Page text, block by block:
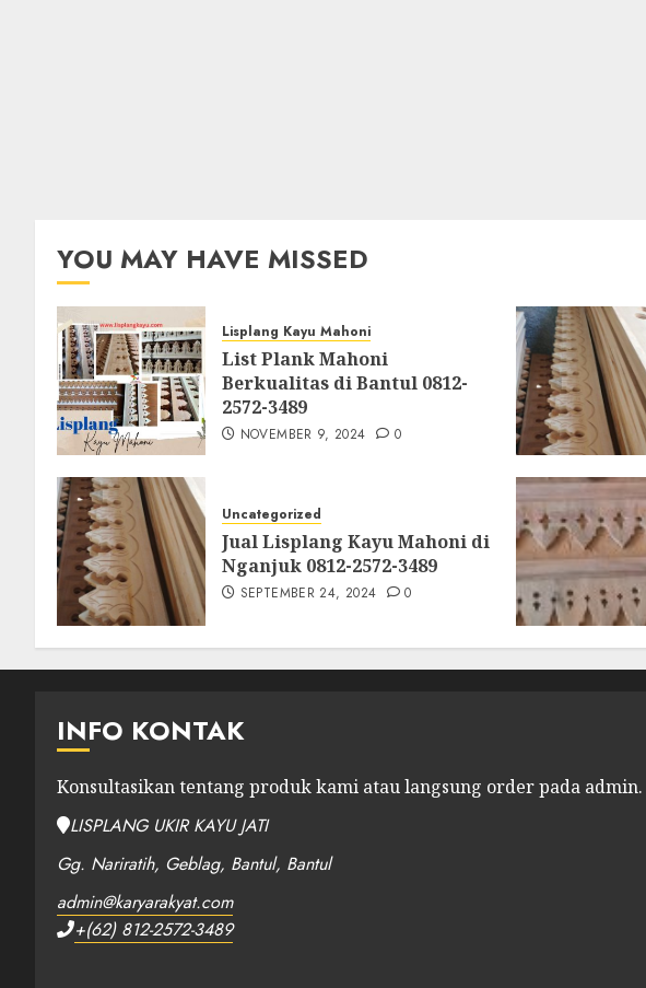
YOU MAY HAVE MISSED
Lisplang Kayu Mahoni
List Plank Mahoni
Berkualitas di Bantul 0812-
2572-3489
NOVEMBER 9, 2024 0
Uncategorized
Jual Lisplang Kayu Mahoni di
Nganjuk 0812-2572-3489
SEPTEMBER 24, 2024 0
INFO KONTAK
Konsultasikan tentang produk kami atau langsung order pada admin.
LISPLANG UKIR KAYU JATI
Gg. Nariratih, Geblag, Bantul, Bantul
admin@karyarakyat.com
+(62) 812-2572-3489